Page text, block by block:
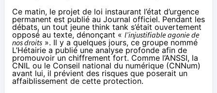
Ce matin, le projet de loi instaurant l’état d’urgence
permanent est publié au Journal officiel. Pendant les
débats, un tout jeune think tank s’était ouvertement
opposé au texte, dénonçant « l’injustifiable agonie de
nos droits ». Il y a quelques jours, ce groupe nommé
L’Hétairie a publié une analyse profonde afin de
promouvoirun chiffrement fort. Comme l’ANSSI, la
CNIL ou le Conseil national du numérique (CNNum)
avant lui, il prévient des risques que poserait un
affaiblissement de cette protection.